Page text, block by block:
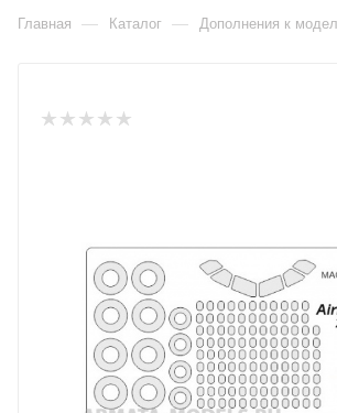
Главная — Каталог — Дополнения к